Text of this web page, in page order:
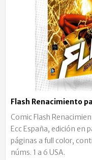
Flash Renacimiento
Comic Flash
Ecc España, edición en
páginas a full color,
núms. 1 a 6 USA.